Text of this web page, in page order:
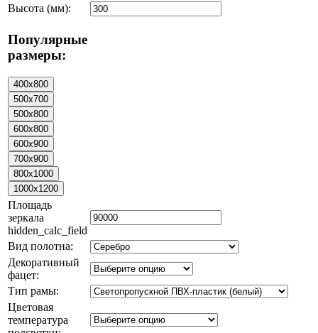
Высота (мм):
Популярные
размеры:
Площадь
зеркала
hidden_calc_field
Вид полотна:
Декоративный
фацет:
Тип рамы:
Цветовая
температура